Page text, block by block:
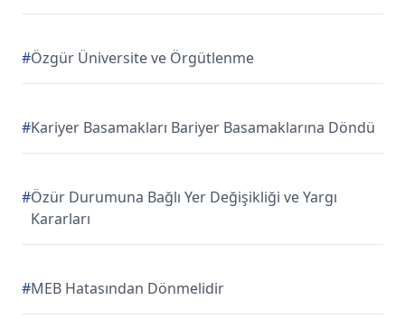
#Özgür Üniversite ve Örgütlenme
#Kariyer Basamakları Bariyer Basamaklarına Döndü
#Özür Durumuna Bağlı Yer Değişikliği ve Yargı
Kararları
#MEB Hatasından Dönmelidir